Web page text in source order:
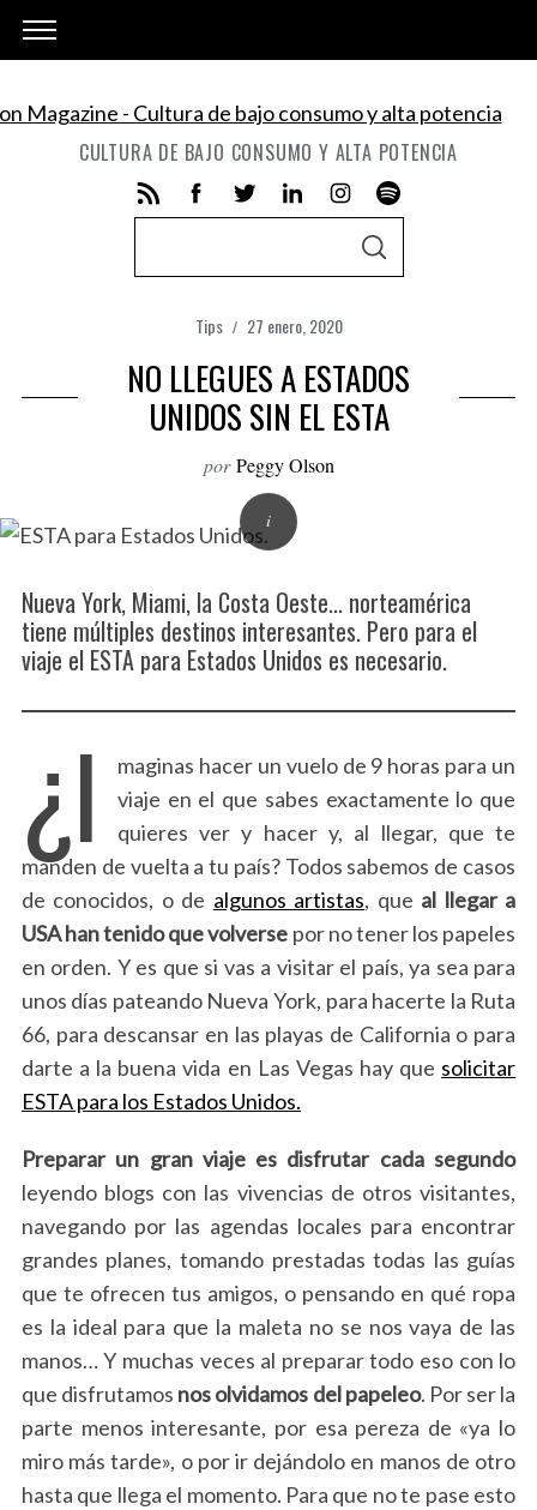
CULTURA DE BAJO CONSUMO Y ALTA POTENCIA
c
h
:
S
Tips 27 enero, 2020
NO LLEGUES A ESTADOS
UNIDOS SIN EL ESTA
por Peggy Olson
Nueva York, Miami, la Costa Oeste... norteamérica
tiene múltiples destinos interesantes. Pero para el
viaje el ESTA para Estados Unidos es necesario.
¿I
maginas hacer un vuelo de 9 horas para un
viaje en el que sabes exactamente lo que
quieres ver y hacer y, al llegar, que te
manden de vuelta a tu país? Todos sabemos de casos
de conocidos, o de algunos artistas, que al llegar a
USA han tenido que volverse por no tener los papeles
en orden. Y es que si vas a visitar el país, ya sea para
unos días pateando Nueva York, para hacerte la Ruta
66, para descansar en las playas de California o para
darte a la buena vida en Las Vegas hay que solicitar
ESTA para los Estados Unidos.
Preparar un gran viaje es disfrutar cada segundo
leyendo blogs con las vivencias de otros visitantes,
navegando por las agendas locales para encontrar
grandes planes, tomando prestadas todas las guías
que te ofrecen tus amigos, o pensando en qué ropa
es la ideal para que la maleta no se nos vaya de las
manos… Y muchas veces al preparar todo eso con lo
que disfrutamos nos olvidamos del papeleo. Por ser la
parte menos interesante, por esa pereza de «ya lo
miro más tarde», o por ir dejándolo en manos de otro
hasta que llega el momento. Para que no te pase esto